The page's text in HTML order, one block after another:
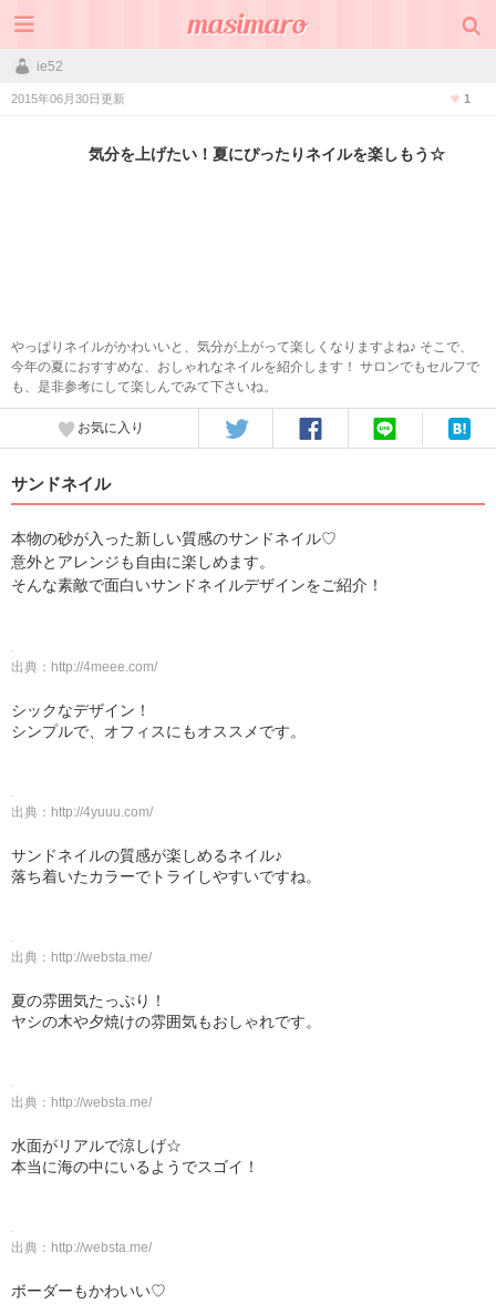
ie52
2015年06月30日更新 1
気分を上げたい！夏にぴったりネイルを楽しもう☆
やっぱりネイルがかわいいと、気分が上がって楽しくなりますよね♪ そこで、
今年の夏におすすめな、おしゃれなネイルを紹介します！ サロンでもセルフで
も、是非参考にして楽しんでみて下さいね。
お気に入り
サンドネイル
本物の砂が入った新しい質感のサンドネイル♡
意外とアレンジも自由に楽しめます。
そんな素敵で面白いサンドネイルデザインをご紹介！
出典： http://4meee.com/
シックなデザイン！
シンプルで、オフィスにもオススメです。
出典： http://4yuuu.com/
サンドネイルの質感が楽しめるネイル♪
落ち着いたカラーでトライしやすいですね。
出典： http://websta.me/
夏の雰囲気たっぷり！
ヤシの木や夕焼けの雰囲気もおしゃれです。
出典： http://websta.me/
水面がリアルで涼しげ☆
本当に海の中にいるようでスゴイ！
出典： http://websta.me/
ボーダーもかわいい♡